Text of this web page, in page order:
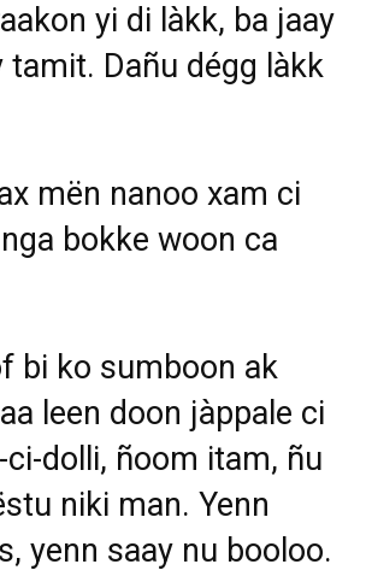
yi di làkk, ba jaay
tamit. Dañu dégg làkk
mën nanoo xam ci
bokke woon ca
bi ko sumboon ak
leen doon jàppale ci
ci-dolli, ñoom itam, ñu
niki man. Yenn
yenn saay nu booloo.